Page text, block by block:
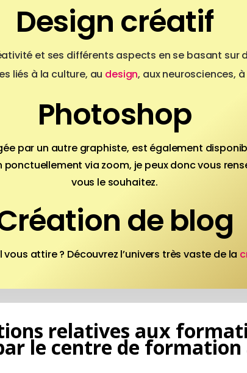
Design créatif
et ses différents aspects en se basant sur
liés à la culture, au design, aux neurosciences, à
Photoshop
par un autre graphiste, est également
via zoom, je peux donc vous
vous le souhaitez.
de blog
attire ? Découvrez l’univers très vaste de la
relatives aux
le centre de formation